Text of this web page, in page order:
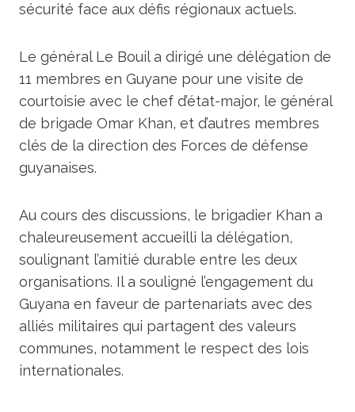
sécurité face aux défis régionaux actuels.
Le général Le Bouil a dirigé une délégation de
11 membres en Guyane pour une visite de
courtoisie avec le chef d’état-major, le général
de brigade Omar Khan, et d’autres membres
clés de la direction des Forces de défense
guyanaises.
Au cours des discussions, le brigadier Khan a
chaleureusement accueilli la délégation,
soulignant l’amitié durable entre les deux
organisations. Il a souligné l’engagement du
Guyana en faveur de partenariats avec des
alliés militaires qui partagent des valeurs
communes, notamment le respect des lois
internationales.